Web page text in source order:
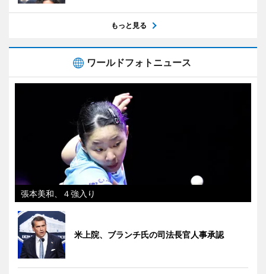
もっと見る
ワールドフォトニュース
張本美和、４強入り
米上院、ブランチ氏の司法長官人事承認